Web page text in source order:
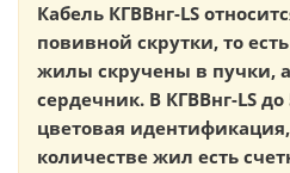
Кабель КГВВнг-LS
повивной скрутки, то
жилы скручены в пучки,
сердечник. В КГВВнг-LS
цветовая
количестве жил есть